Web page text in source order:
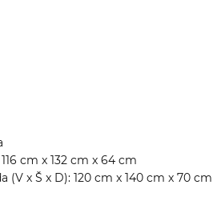
cm x 132 cm x 64 cm
x Š x D): 120 cm x 140 cm x 70 cm